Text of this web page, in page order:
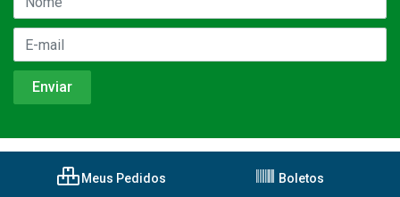
Meus Pedidos Boletos